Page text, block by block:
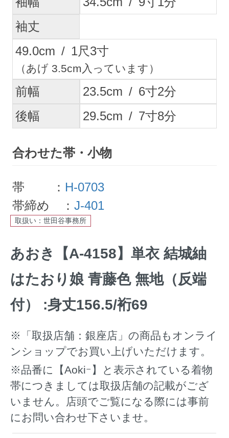
袖丈
49.0cm / 1尺3寸
（あげ 3.5cm入っています）
前幅 23.5cm / 6寸2分
後幅
29.5cm / 7寸8分
合わせた帯・小物
帯 ： H-0703
帯締め ：J-401
取扱い：世田谷事務所
あおき【A-4158】単衣 結城紬
はたおり娘 青藤色 無地（反端
付） :身丈156.5/裄69
※「取扱店舗：銀座店」の商品もオンライ
ンショップでお買い上げいただけます。
※品番に【Aokiｰ】と表示されている着物
帯につきましては取扱店舗の記載がござ
いません。店頭でご覧になる際には事前
にお問い合わせ下さいませ。